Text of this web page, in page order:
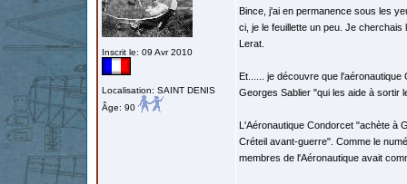
Inscrit le: 09 Avr 2010
Localisation: SAINT DENIS
Âge: 90
Bince, j'ai en permanence sous les
ci, je le feuillette un peu. Je
Lerat.
Et...... je découvre que
Georges Sablier "qui les aide à sortir
L'Aéronautique Condorcet "achète à
Créteil avant-guerre". Comme le
membres de l'Aéronautique avait